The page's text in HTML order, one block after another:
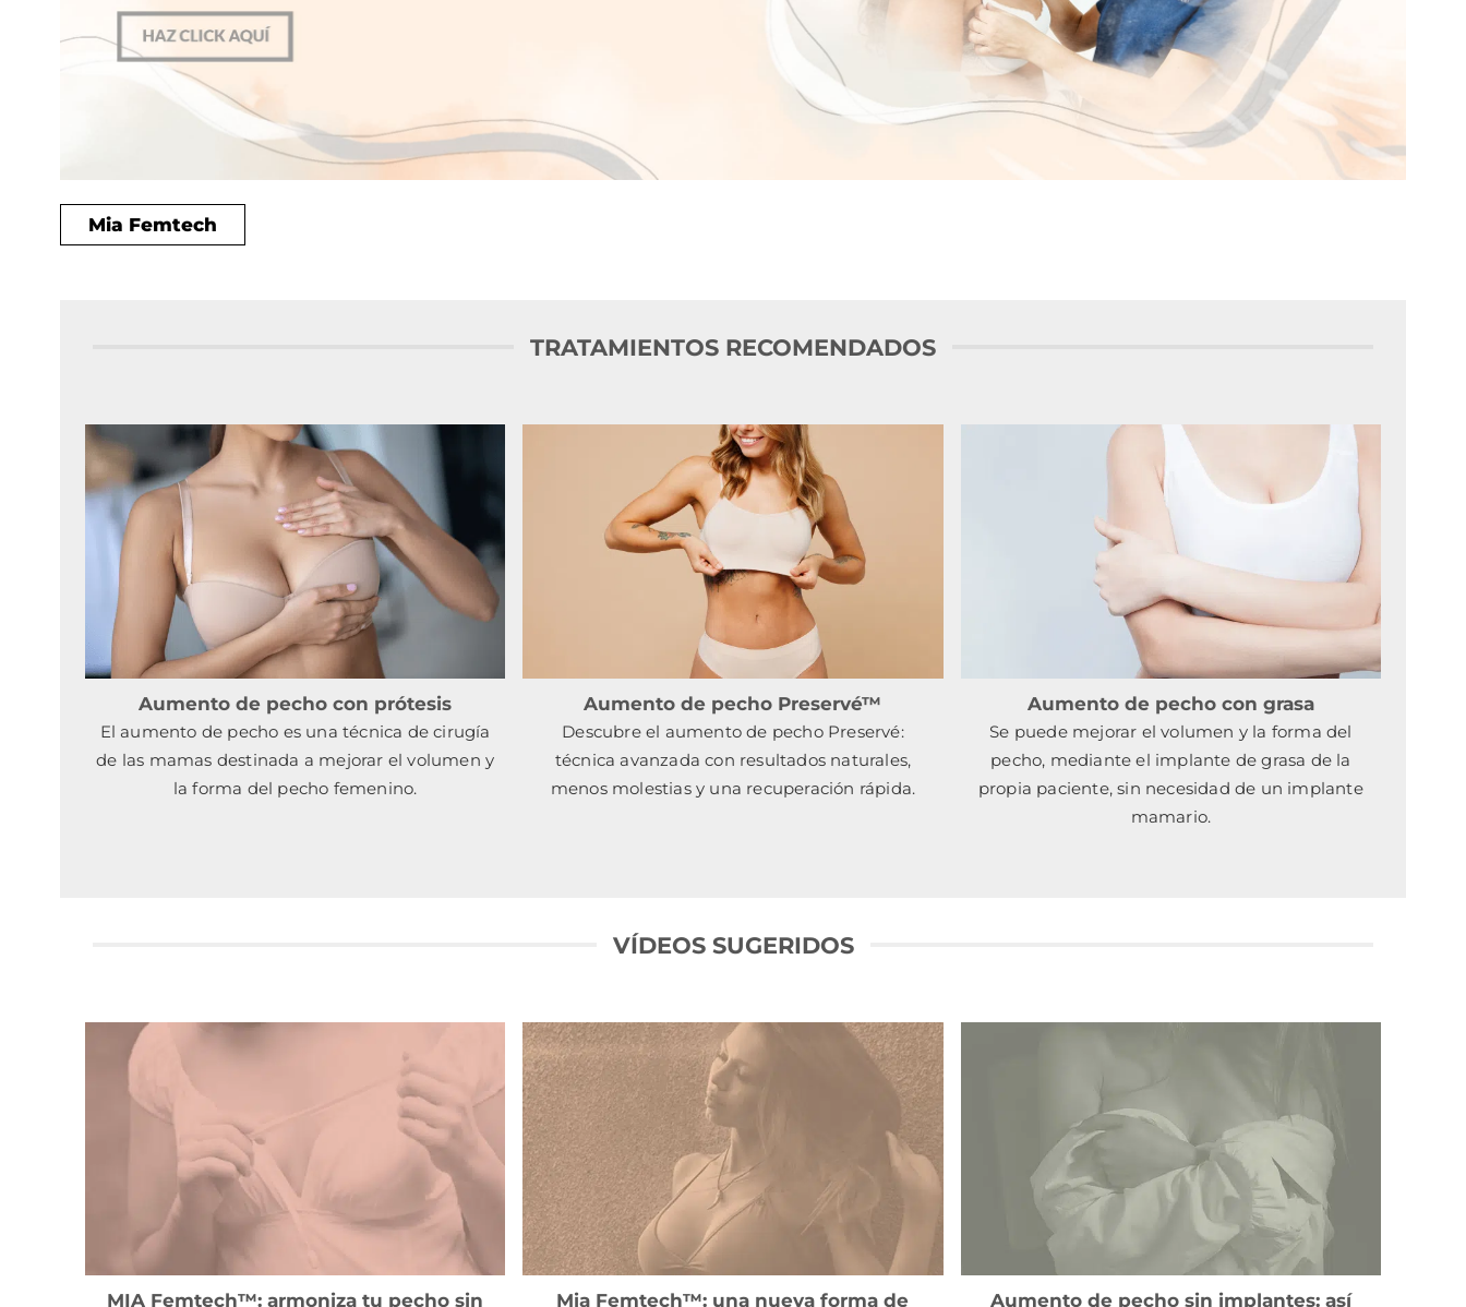
Mia Femtech
TRATAMIENTOS RECOMENDADOS
Aumento de pecho con prótesis
El aumento de pecho es una técnica de cirugía
de las mamas destinada a mejorar el volumen y
la forma del pecho femenino.
Aumento de pecho Preservé™
Descubre el aumento de pecho Preservé:
técnica avanzada con resultados naturales,
menos molestias y una recuperación rápida.
Aumento de pecho con grasa
Se puede mejorar el volumen y la forma del
pecho, mediante el implante de grasa de la
propia paciente, sin necesidad de un implante
mamario.
VÍDEOS SUGERIDOS
MIA Femtech™: armoniza tu pecho sin Mia Femtech™: una nueva forma de Aumento de pecho sin implantes: así